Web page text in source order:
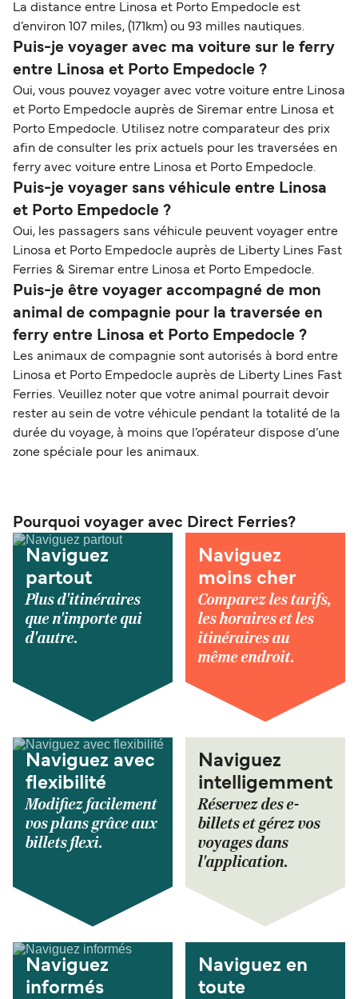
La distance entre Linosa et Porto Empedocle est
d’environ 107 miles, (171km) ou 93 milles nautiques.
Puis-je voyager avec ma voiture sur le ferry
entre Linosa et Porto Empedocle ?
Oui, vous pouvez voyager avec votre voiture entre Linosa
et Porto Empedocle auprès de Siremar entre Linosa et
Porto Empedocle. Utilisez notre comparateur des prix
afin de consulter les prix actuels pour les traversées en
ferry avec voiture entre Linosa et Porto Empedocle.
Puis-je voyager sans véhicule entre Linosa
et Porto Empedocle ?
Oui, les passagers sans véhicule peuvent voyager entre
Linosa et Porto Empedocle auprès de Liberty Lines Fast
Ferries & Siremar entre Linosa et Porto Empedocle.
Puis-je être voyager accompagné de mon
animal de compagnie pour la traversée en
ferry entre Linosa et Porto Empedocle ?
Les animaux de compagnie sont autorisés à bord entre
Linosa et Porto Empedocle auprès de Liberty Lines Fast
Ferries. Veuillez noter que votre animal pourrait devoir
rester au sein de votre véhicule pendant la totalité de la
durée du voyage, à moins que l’opérateur dispose d’une
zone spéciale pour les animaux.
Pourquoi voyager avec Direct Ferries?
Naviguez
partout
Plus d'itinéraires
que n'importe qui
d'autre.
Naviguez
moins cher
Comparez les tarifs,
les horaires et les
itinéraires au
même endroit.
Naviguez avec
flexibilité
Modifiez facilement
vos plans grâce aux
billets flexi.
Naviguez
intelligemment
Réservez des e-
billets et gérez vos
voyages dans
l'application.
Naviguez
informés
Naviguez en
toute